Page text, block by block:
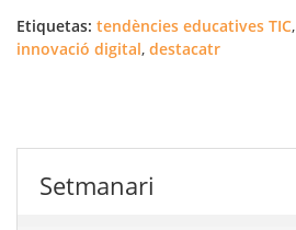
Etiquetas: tendències educatives TIC,
innovació digital, destacatr
Setmanari